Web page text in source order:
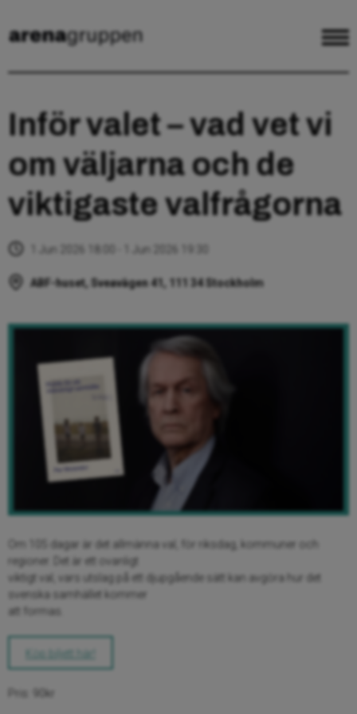
Inför valet – vad vet vi
om väljarna och de
viktigaste valfrågorna
1 Jun 2026 18:00 - 1 Jun 2026 19:30
ABF-huset, Sveavägen 41, 111 34 Stockholm
Om 105 dagar är det allmänna val, för riksdag, kommuner och
regioner. Det är ett ovanligt
viktigt val, vars utslag på ett djupgående sätt kan avgöra hur det
svenska samhället kommer
att formas.
Köp biljett här!
Pris: 90kr